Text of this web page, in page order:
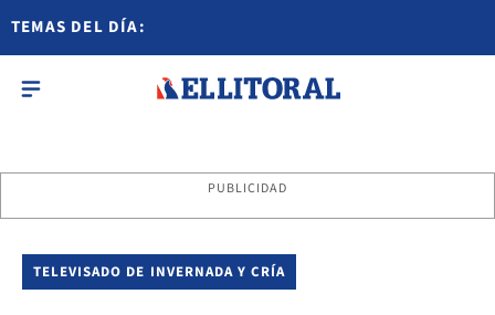
TEMAS DEL DÍA:
PUBLICIDAD
TELEVISADO DE INVERNADA Y CRÍA